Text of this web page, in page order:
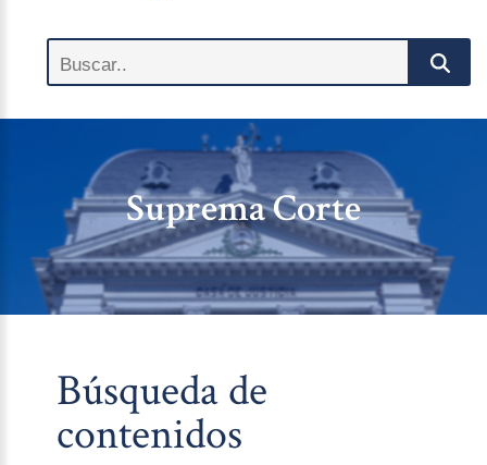
Suprema Corte
Búsqueda de
contenidos